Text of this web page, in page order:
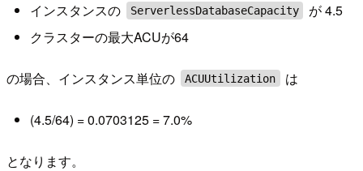
インスタンスの ServerlessDatabaseCapacity
が 4.5
クラスターの最大ACUが64
の場合、インスタンス単位の ACUUtilization は
(4.5/64) = 0.0703125 = 7.0%
となります。